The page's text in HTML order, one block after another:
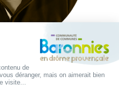
PERNET
Tarendol